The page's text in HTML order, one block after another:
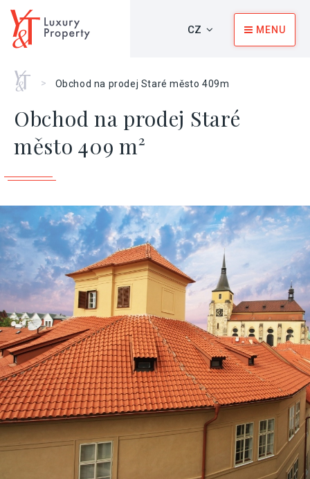
CZ MENU
Home
> Obchod na prodej Staré město 409m
Obchod na prodej Staré
město 409 m²